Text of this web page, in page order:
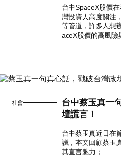
台中SpaceX股價
灣投資人高度關注
等管道，許多人想
aceX股價的高風險
社會
台中蔡玉真一
壇謊言！
台中蔡玉真近日在
議，本文回顧蔡玉
其直言魅力；